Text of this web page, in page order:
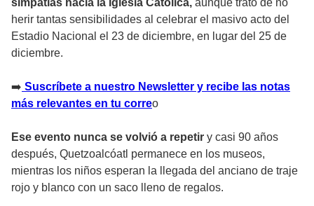
herir tantas sensibilidades al celebrar el masivo acto del
Estadio Nacional el 23 de diciembre, en lugar del 25 de
diciembre.
➡️ Suscríbete a nuestro Newsletter y recibe las notas
más relevantes en tu correo
Ese evento nunca se volvió a repetir y casi 90 años
después, Quetzoalcóatl permanece en los museos,
mientras los niños esperan la llegada del anciano de traje
rojo y blanco con un saco lleno de regalos.